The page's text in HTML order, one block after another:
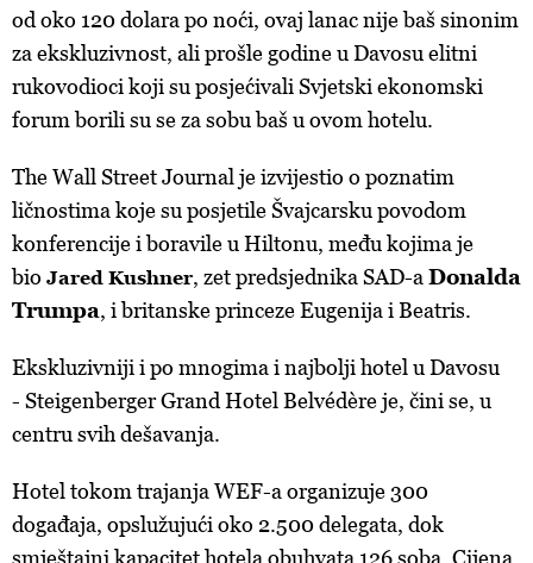
od oko 120 dolara po noći, ovaj lanac nije baš sinonim
za ekskluzivnost, ali prošle godine u Davosu elitni
rukovodioci koji su posjećivali Svjetski ekonomski
forum borili su se za sobu baš u ovom hotelu.
The Wall Street Journal je izvijestio o poznatim
ličnostima koje su posjetile Švajcarsku povodom
konferencije i boravile u Hiltonu, među kojima je
bio Jared Kushner, zet predsjednika SAD-a Donalda
Trumpa, i britanske princeze Eugenija i Beatris.
Ekskluzivniji i po mnogima i najbolji hotel u Davosu
- Steigenberger Grand Hotel Belvédère je, čini se, u
centru svih dešavanja.
Hotel tokom trajanja WEF-a organizuje 300
događaja, opslužujući oko 2.500 delegata, dok
smještajni kapacitet hotela obuhvata 126 soba. Cijena